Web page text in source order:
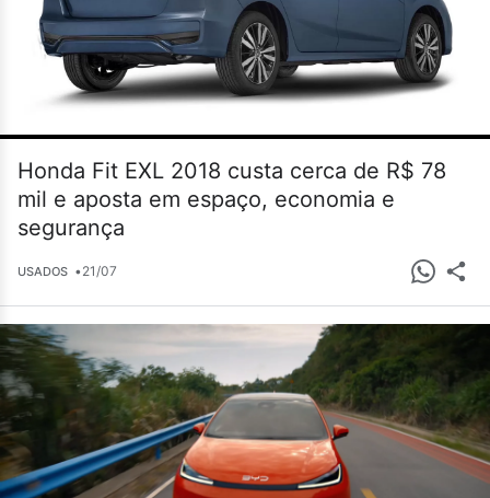
Honda Fit EXL 2018 custa cerca de R$ 78
mil e aposta em espaço, economia e
segurança
USADOS •21/07